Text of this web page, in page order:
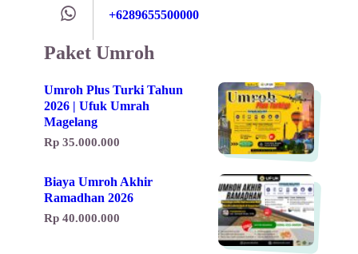
+6289655500000
Paket Umroh
Umroh Plus Turki Tahun
2026 | Ufuk Umrah
Magelang
Rp 35.000.000
Biaya Umroh Akhir
Ramadhan 2026
Rp 40.000.000